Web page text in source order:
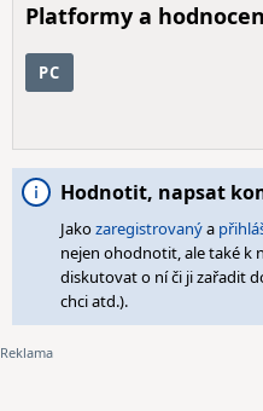
Platformy a
PC
Hodnotit, napsat
Jakozaregistrovanýa
nejen ohodnotit, ale také k
diskutovat o ní či ji zařadit
chci atd.).